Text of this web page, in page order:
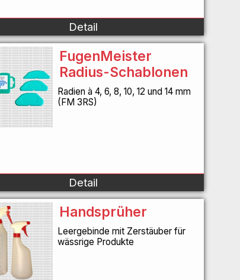
Detail
FugenMeister
Radius-Schablonen
Radien à 4, 6, 8, 10, 12 und 14 mm
(FM 3RS)
Detail
Handsprüher
Leergebinde mit Zerstäuber für
wässrige Produkte